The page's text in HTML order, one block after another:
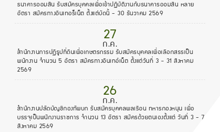
ธนาคารออมสิน รับสมัครบุคคลเพื่อเข้าปฏิบัติงานกับธนาคารออมสิน หลาย
อัตรา สมัครทางอินเทอร็เน็ต ตั้งแต่บัดนี้ - 30 ธันวาคม 2569
27
ก.ค.
สำนักงานการปฏิรูปที่ดินเพื่อเกษตรกรรม รับสมัครบุคคลเพื่อเลือกสรรเป็น
พนักงาน จำนวน 5 อัตรา สมัครทางอินเทอ์เน็ต ตั้งแต่วันที่ 3 - 31 สิงหาคม
2569
26
ก.ค.
สำนักงานปลัดบัญชีกองทัพบก รับสมัครบุคคลพลเรือน ทหารกองหนุน เพื่อ
บรรจุเป็นพนักงานราชการ จำนวน 13 อัตรา สมัครด้วยตนเองตั้งแต่ วันที่ 3 - 7
สิงหาคม 2569